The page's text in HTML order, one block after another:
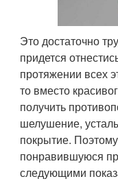
Это достаточно
придется
протяжении всех
то вместо
получить
шелушение,
покрытие.
понравившуюся
следующими